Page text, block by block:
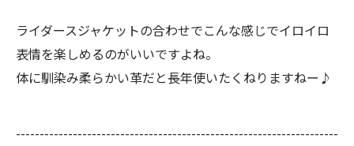
ライダースジャケットの合わせでこんな感じでイロイロ
表情を楽しめるのがいいですよね。
体に馴染み柔らかい革だと長年使いたくねりますねー♪
--------------------------------------------------------------------